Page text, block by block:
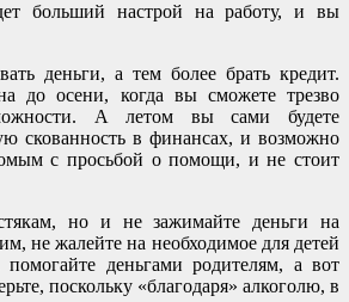
больший настрой на работу, и вы
деньги, а тем более брать кредит.
до осени, когда вы сможете трезво
А летом вы сами будете
скованность в финансах, и возможно
с просьбой о помощи, и не стоит
но и не зажимайте деньги на
не жалейте на необходимое для детей
деньгами родителям, а вот
поскольку «благодаря» алкоголю, в